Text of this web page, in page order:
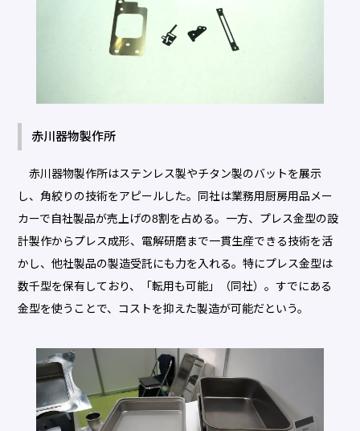
赤川器物製作所
赤川器物製作所はステンレス製やチタン製のバットを展示
し、角絞りの技術をアピールした。同社は業務用厨房用品メー
カーで自社製品が売上げの8割を占める。一方、プレス金型の設
計製作からプレス成形、電解研磨まで一貫生産できる技術を活
かし、他社製品の製造受託にも力を入れる。特にプレス金型は
数千型を保有しており、「転用も可能」（同社）。すでにある
金型を使うことで、コストを抑えた製造が可能だという。